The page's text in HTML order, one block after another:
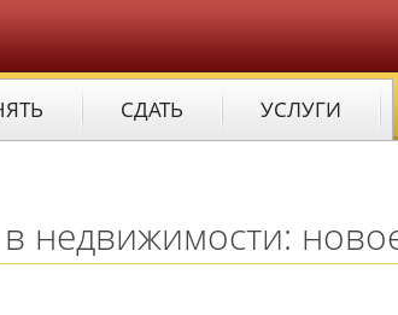
СДАТЬ УСЛУГИ
недвижимости: